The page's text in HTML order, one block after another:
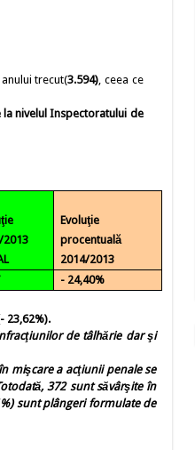
trecut(3.594), ceea ce
nivelul Inspectoratului de
2013
Evoluţie
procentuală
2014/2013
- 24,40%
23,62%).
de tâlhărie dar şi
mişcare a acţiunii penale se
372 sunt săvârşite în
sunt plângeri formulate de